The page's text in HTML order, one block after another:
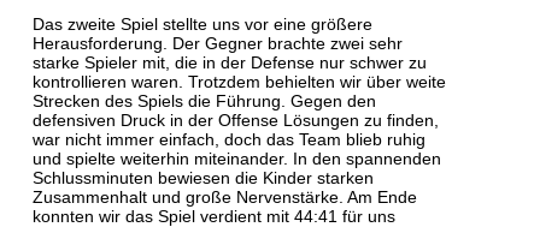
Das zweite Spiel stellte uns vor eine größere
Herausforderung. Der Gegner brachte zwei sehr
starke Spieler mit, die in der Defense nur schwer zu
kontrollieren waren. Trotzdem behielten wir über weite
Strecken des Spiels die Führung. Gegen den
defensiven Druck in der Offense Lösungen zu finden,
war nicht immer einfach, doch das Team blieb ruhig
und spielte weiterhin miteinander. In den spannenden
Schlussminuten bewiesen die Kinder starken
Zusammenhalt und große Nervenstärke. Am Ende
konnten wir das Spiel verdient mit 44:41 für uns